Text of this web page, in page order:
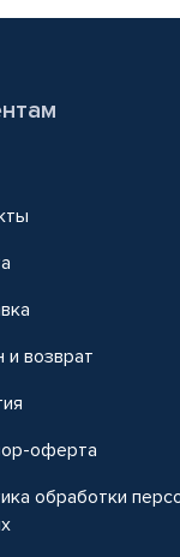
возврат
оферта
обработки